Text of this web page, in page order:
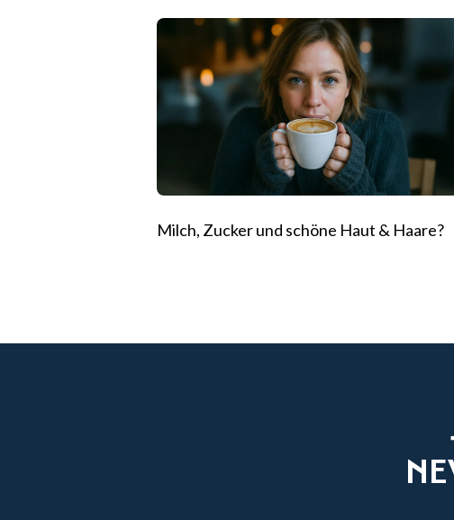
Milch, Zucker und schöne Haut & Haare?